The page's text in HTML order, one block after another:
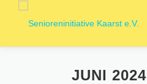
JUNI 2024